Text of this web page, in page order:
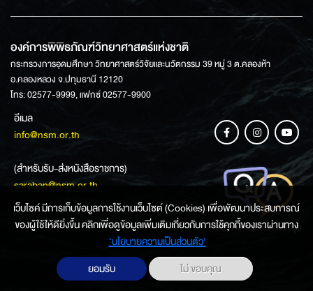
องค์การพิพิธภัณฑ์วิทยาศาสตร์แห่งชาติ
กระทรวงการอุดมศึกษา วิทยาศาสตร์วิจัยและนวัตกรรม 39 หมู่ 3 ต.คลองห้า
อ.คลองหลวง จ.ปทุมธานี 12120
โทร: 02577-9999, แฟกซ์ 02577-9900
อีเมล
info@nsm.or.th
(สำหรับรับ-ส่งหนังสือราชการ)
saraban@nsm.or.th
ช่องทางการสอบถามข้อมูล
เว็บไซค์ มีการเก็บข้อมูลการใช้งานเว็บไซต์ (Cookies) เพื่อพัฒนาประสบการณ์
ของผู้ใช้ให้ดียิ่งขึ้น คลิกเพื่อดูข้อมูลเพิ่มเติมเกี่ยวกับการใช้คุกกี้ของเราผ่านทาง
‘นโยบายความเป็นส่วนตัว'
ยอมรับ
ไม่ ขอบคุณ